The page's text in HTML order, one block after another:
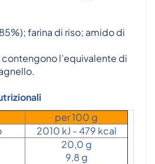
farina di riso; amido di
l’equivalente di
per 100 g
2010 kJ - 479 kcal
20,0 g
9,8 g